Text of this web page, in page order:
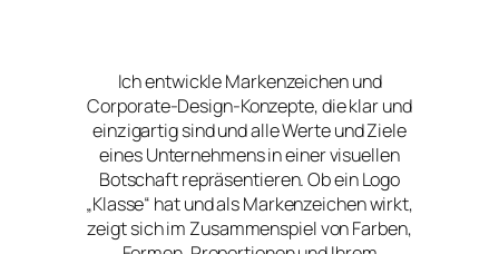
Ich entwickle Markenzeichen und
Corporate-Design-Konzepte, die klar und
einzigartig sind und alle Werte und Ziele
eines Unternehmens in einer visuellen
Botschaft repräsentieren. Ob ein Logo
„Klasse“ hat und als Markenzeichen wirkt,
zeigt sich im Zusammenspiel von Farben,